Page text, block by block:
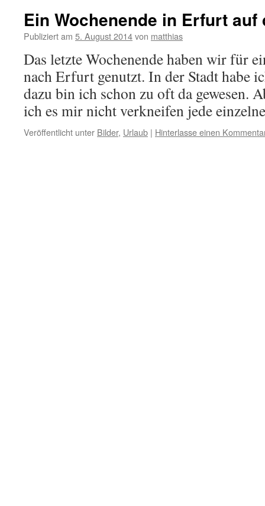
Ein Wochenende in Erfurt auf
Publiziert am 5. August 2014von matthias
Das letzte Wochenende haben wir für
nach Erfurt genutzt. In der Stadt habe
dazu bin ich schon zu oft da gewesen.
ich es mir nicht verkneifen jede
Veröffentlicht unter Bilder, Urlaub | Hinterlasse einen